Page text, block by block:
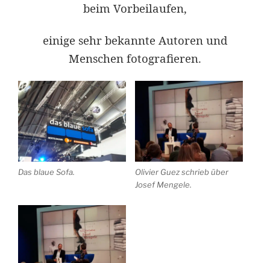
beim Vorbeilaufen,
einige sehr bekannte Autoren und
Menschen fotografieren.
Das blaue Sofa.
Olivier Guez schrieb über
Josef Mengele.